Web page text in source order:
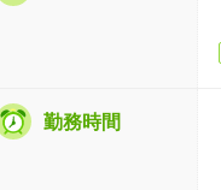
勤務時間